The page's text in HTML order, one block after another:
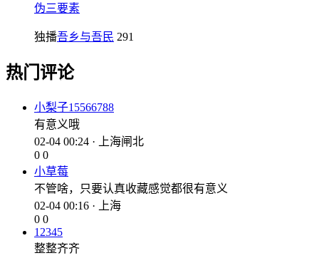
伪三要素
独播吾乡与吾民 291
热门评论
小梨子15566788
有意义哦
02-04 00:24 · 上海闸北
0 0
小草莓
不管啥，只要认真收藏感觉都很有意义
02-04 00:16 · 上海
0 0
12345
整整齐齐